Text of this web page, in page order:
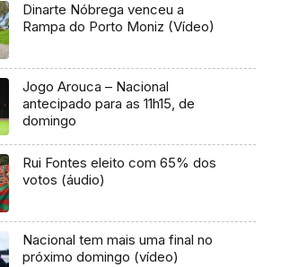
Dinarte Nóbrega venceu a
Rampa do Porto Moniz (Vídeo)
Jogo Arouca – Nacional
antecipado para as 11h15, de
domingo
Rui Fontes eleito com 65% dos
votos (áudio)
Nacional tem mais uma final no
próximo domingo (vídeo)